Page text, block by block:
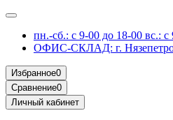
пн.-сб.: с 9-00 до 18-00 вс.: с
ОФИС-СКЛАД: г.
Избранное0
Сравнение0
Личный кабинет